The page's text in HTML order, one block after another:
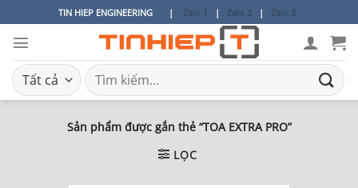
qua
nội
dung
TIN HIEP ENGINEERING | Zalo 1 | Zalo 2| Zalo 3
Tìm
kiếm:
Sản phẩm được gắn thẻ “TOA EXTRA PRO”
LỌC